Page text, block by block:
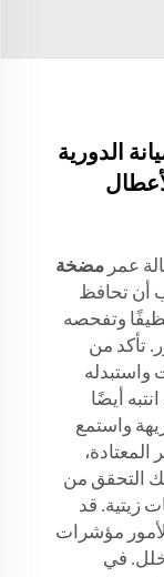
الدورية
عمر مضخة
أن تحافظ
وتفحصه
تأكد من
واستبدله
أيضًا
واستمع
المعتادة،
التحقق من
زيتية. قد
مؤشرات
في